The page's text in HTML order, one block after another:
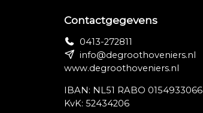
Contactgegevens
0413-272811
info@degroothoveniers.nl
www.degroothoveniers.nl
IBAN: NL51 RABO 0154933066
KvK: 52434206